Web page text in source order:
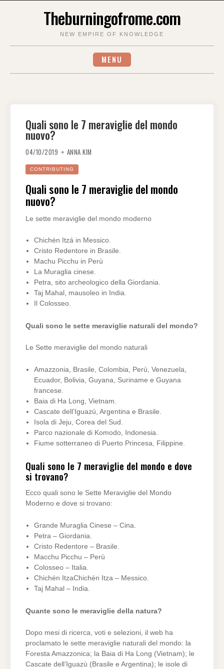
Theburningofrome.com
NEW EMPIRE OF KNOWLEDGE
MENU
Quali sono le 7 meraviglie del mondo
nuovo?
04/10/2019 ANNA KIM
CONTRIBUTING
Quali sono le 7 meraviglie del mondo
nuovo?
Le sette meraviglie del mondo moderno
Chichén Itzá in Messico.
Cristo Redentore in Brasile.
Machu Picchu in Perù
La Muraglia cinese.
Petra, sito archeologico della Giordania.
Taj Mahal, mausoleo in India.
Il Colosseo.
Quali sono le sette meraviglie naturali del mondo?
Le Sette meraviglie del mondo naturali
Amazzonia, Brasile, Colombia, Perù, Venezuela,
Ecuador, Bolivia, Guyana, Suriname e Guyana
francese.
Baia di Ha Long, Vietnam.
Cascate dell’Iguazú, Argentina e Brasile.
Isola di Jeju, Corea del Sud.
Parco nazionale di Komodo, Indonesia.
Fiume sotterraneo di Puerto Princesa, Filippine.
Quali sono le 7 meraviglie del mondo e dove
si trovano?
Ecco quali sono le Sette Meraviglie del Mondo
Moderno e dove si trovano:
Grande Muraglia Cinese – Cina.
Petra – Giordania.
Cristo Redentore – Brasile.
Macchu Picchu – Perù
Colosseo – Italia.
Chichén ItzaChichén Itza – Messico.
Taj Mahal – India.
Quante sono le meraviglie della natura?
Dopo mesi di ricerca, voti e selezioni, il web ha
proclamato le sette meraviglie naturali del mondo: la
Foresta Amazzonica; la Baia di Ha Long (Vietnam); le
Cascate dell’Iguazù (Brasile e Argentina); le isole di